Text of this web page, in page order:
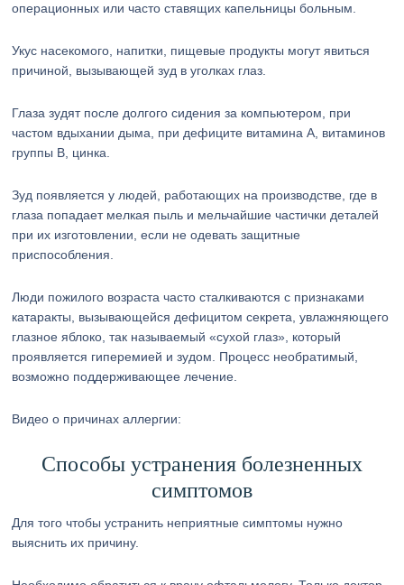
операционных или часто ставящих капельницы больным.
Укус насекомого, напитки, пищевые продукты могут явиться
причиной, вызывающей зуд в уголках глаз.
Глаза зудят после долгого сидения за компьютером, при
частом вдыхании дыма, при дефиците витамина A, витаминов
группы B, цинка.
Зуд появляется у людей, работающих на производстве, где в
глаза попадает мелкая пыль и мельчайшие частички деталей
при их изготовлении, если не одевать защитные
приспособления.
Люди пожилого возраста часто сталкиваются с признаками
катаракты, вызывающейся дефицитом секрета, увлажняющего
глазное яблоко, так называемый «сухой глаз», который
проявляется гиперемией и зудом. Процесс необратимый,
возможно поддерживающее лечение.
Видео о причинах аллергии:
Способы устранения болезненных
симптомов
Для того чтобы устранить неприятные симптомы нужно
выяснить их причину.